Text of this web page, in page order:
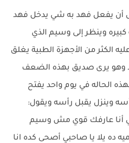
أن يفعل فهد به شي يدخل فهد
وينظر إلى وسيم الذي
الكثر من الأجهزة الطبية يغلق
وهو يرى صديق بهذه الضعف
الحاله في يوم واحد يفتح
وينزل يقبل رأسه ويقول:
أنا عارفك قوي مش وسيم
ده يلا يا صاحبي أصحى كده انا